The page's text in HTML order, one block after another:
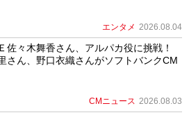
エンタメ 2026.08.04
佐々木舞香さん、アルパカ役に挑戦！
さん、野口衣織さんがソフトバンクCM
CMニュース 2026.08.03